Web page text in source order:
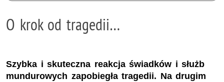
O krok od tragedii…
Szybka i skuteczna reakcja świadków i służb
mundurowych zapobiegła tragedii. Na drugim